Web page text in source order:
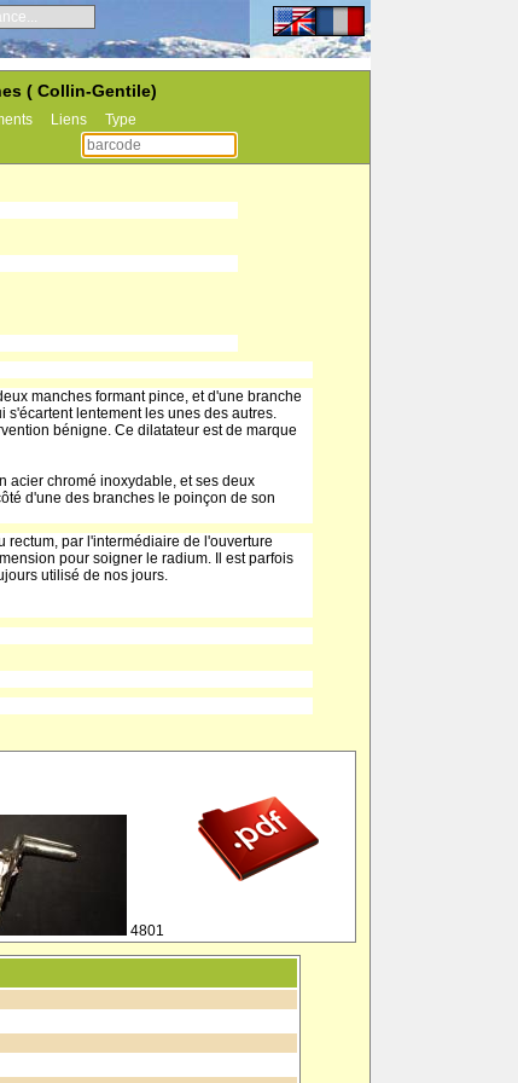
( Collin-Gentile)
Liens Type
manches formant pince, et d'une branche
lentement les unes des autres.
bénigne. Ce dilatateur est de marque
acier chromé inoxydable, et ses deux
d'une des branches le poinçon de son
rectum, par l'intermédiaire de l'ouverture
pour soigner le radium. Il est parfois
utilisé de nos jours.
4801